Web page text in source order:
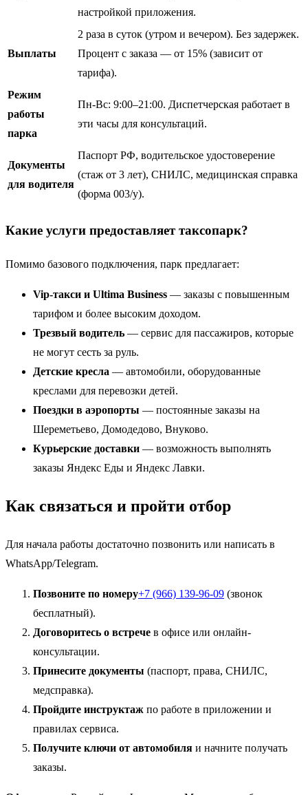
настройкой приложения.
Выплаты
2 раза в суток (утром и вечером). Без задержек.
Процент с заказа — от 15% (зависит от
тарифа).
Режим
работы
парка
Пн-Вс: 9:00–21:00. Диспетчерская работает в
эти часы для консультаций.
Документы
для водителя
Паспорт РФ, водительское удостоверение
(стаж от 3 лет), СНИЛС, медицинская справка
(форма 003/у).
Какие услуги предоставляет таксопарк?
Помимо базового подключения, парк предлагает:
Vip-такси и Ultima Business — заказы с повышенным
тарифом и более высоким доходом.
Трезвый водитель — сервис для пассажиров, которые
не могут сесть за руль.
Детские кресла — автомобили, оборудованные
креслами для перевозки детей.
Поездки в аэропорты — постоянные заказы на
Шереметьево, Домодедово, Внуково.
Курьерские доставки — возможность выполнять
заказы Яндекс Еды и Яндекс Лавки.
Как связаться и пройти отбор
Для начала работы достаточно позвонить или написать в
WhatsApp/Telegram.
Позвоните по номеру+7 (966) 139-96-09 (звонок
бесплатный).
Договоритесь о встрече в офисе или онлайн-
консультации.
Принесите документы (паспорт, права, СНИЛС,
медсправка).
Пройдите инструктаж по работе в приложении и
правилах сервиса.
Получите ключи от автомобиля и начните получать
заказы.